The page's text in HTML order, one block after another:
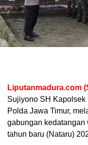
Liputanmadura.com
Sujiyono SH Kapolsek
Polda Jawa Timur,
gabungan kedatangan
tahun baru (Nataru)